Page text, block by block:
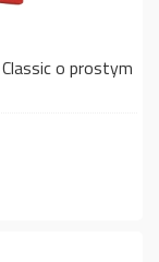
o prostym